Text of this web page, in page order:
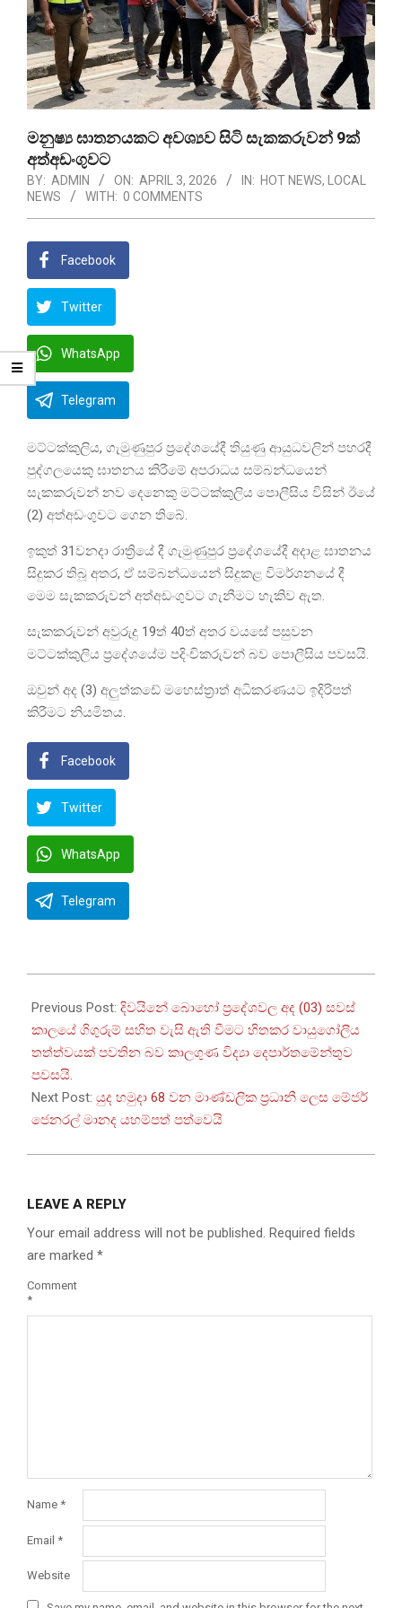
මනුෂ්‍ය ඝාතනයකට අවශ්‍යව සිටි සැකකරුවන් 9ක්
අත්අඩංගුවට
BY: ADMIN ON: APRIL 3, 2026 IN: HOT NEWS,
LOCAL
NEWS
WITH: 0 COMMENTS
Facebook
Twitter
WhatsApp
Telegram
මට්ටක්කුලිය, ගැමුණුපුර ප්‍රදේශයේදී තියුණු ආයුධවලින් පහරදී
පුද්ගලයෙකු ඝාතනය කිරීමේ අපරාධය සම්බන්ධයෙන්
සැකකරුවන් නව දෙනෙකු මට්ටක්කුලිය පොලීසිය විසින් ඊයේ
(2) අත්අඩංගුවට ගෙන තිබේ.
ඉකුත් 31වනදා රාත්‍රියේ දී ගැමුණුපුර ප්‍රදේශයේදී අදාළ ඝාතනය
සිදුකර තිබූ අතර, ඒ සම්බන්ධයෙන් සිදුකළ විමර්ශනයේ දී
මෙම සැකකරුවන් අත්අඩංගුවට ගැනීමට හැකිව ඇත.
සැකකරුවන් අවුරුදු 19ත් 40ත් අතර වයසේ පසුවන
මට්ටක්කුලිය ප්‍රදේශයේම පදිංචිකරුවන් බව පොලීසිය පවසයි.
ඔවුන් අද (3) අලුත්කඩේ මහෙස්ත්‍රාත් අධිකරණයට ඉදිරිපත්
කිරීමට නියමිතය.
Facebook
Twitter
WhatsApp
Telegram
04-
03
Previous Post: දිවයිනේ බොහෝ ප්‍රදේශවල අද (03) සවස්
කාලයේ ගිගුරුම් සහිත වැසි ඇති වීමට හිතකර වායුගෝලීය
තත්ත්වයක් පවතින බව කාලගුණ විද්‍යා දෙපාර්තමේන්තුව
පවසයි.
Next Post: යුද හමුදා 68 වන මාණ්ඩලික ප්‍රධානී ලෙස මේජර්
ජෙනරල් මානද යහම්පත් පත්වෙයි
LEAVE A REPLY
Your email address will not be published. Required fields
are marked *
Comment
*
Name *
Email *
Website